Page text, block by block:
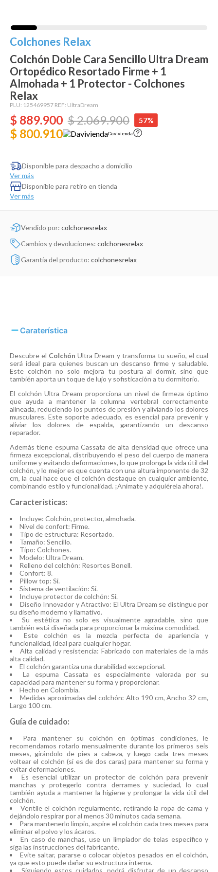
Colchones Relax
Colchón Doble Cara Sencillo Ultra Dream
Ortopédico Resortado Firme + 1
Almohada + 1 Protector - Colchones
Relax
PLU: 125469957 REF: UltraDream
$ 889.900 $2.069.900 57%
$ 800.910 Davivienda
Disponible para despacho a domicilio
Ver más
Disponible para retiro en tienda
Ver más
Vendido por: colchonesrelax
Cambios y devoluciones: colchonesrelax
Garantía del producto: colchonesrelax
Caraterística
Descubre el Colchón Ultra Dream y transforma tu sueño, el cual
será ideal para quienes buscan un descanso firme y saludable.
Este colchón no solo mejora tu postura al dormir, sino que
también aporta un toque de lujo y sofisticación a tu dormitorio.
El colchón Ultra Dream proporciona un nivel de firmeza óptimo
que ayuda a mantener la columna vertebral correctamente
alineada, reduciendo los puntos de presión y aliviando los dolores
musculares. Este soporte adecuado, es esencial para prevenir y
aliviar los dolores de espalda, garantizando un descanso
reparador.
Además tiene espuma Cassata de alta densidad que ofrece una
firmeza excepcional, distribuyendo el peso del cuerpo de manera
uniforme y evitando deformaciones, lo que prolonga la vida útil del
colchón, y lo mejor es que cuenta con una altura imponente de 32
cm, la cual hace que el colchón destaque en cualquier ambiente,
combinando estilo y funcionalidad. ¡Anímate y adquiérela ahora!.
Características:
Incluye: Colchón, protector, almohada.
Nivel de confort: Firme.
Tipo de estructura: Resortado.
Tamaño: Sencillo.
Tipo: Colchones.
Modelo: Ultra Dream.
Relleno del colchón: Resortes Bonell.
Confort: 8.
Pillow top: Si.
Sistema de ventilación: Si.
Incluye protector de colchón: Si.
Diseño Innovador y Atractivo: El Ultra Dream se distingue por
su diseño moderno y llamativo.
Su estética no solo es visualmente agradable, sino que
también está diseñada para proporcionar la máxima comodidad.
Este colchón es la mezcla perfecta de apariencia y
funcionalidad, ideal para cualquier hogar.
Alta calidad y resistencia: Fabricado con materiales de la más
alta calidad.
El colchón garantiza una durabilidad excepcional.
La espuma Cassata es especialmente valorada por su
capacidad para mantener su forma y proporcionar.
Hecho en Colombia.
Medidas aproximadas del colchón: Alto 190 cm, Ancho 32 cm,
Largo 100 cm.
Guía de cuidado:
Para mantener su colchón en óptimas condiciones, le
recomendamos rotarlo mensualmente durante los primeros seis
meses, girándolo de pies a cabeza, y luego cada tres meses
voltear el colchón (si es de dos caras) para mantener su forma y
evitar deformaciones.
Es esencial utilizar un protector de colchón para prevenir
manchas y protegerlo contra derrames y suciedad, lo cual
también ayuda a mantener la higiene y prolongar la vida útil del
colchón.
Ventile el colchón regularmente, retirando la ropa de cama y
dejándolo respirar por al menos 30 minutos cada semana.
Para mantenerlo limpio, aspire el colchón cada tres meses para
eliminar el polvo y los ácaros.
En caso de manchas, use un limpiador de telas específico y
siga las instrucciones del fabricante.
Evite saltar, pararse o colocar objetos pesados en el colchón,
ya que esto puede dañar su estructura interna.
Siguiendo estos cuidados, podrá disfrutar de un descanso